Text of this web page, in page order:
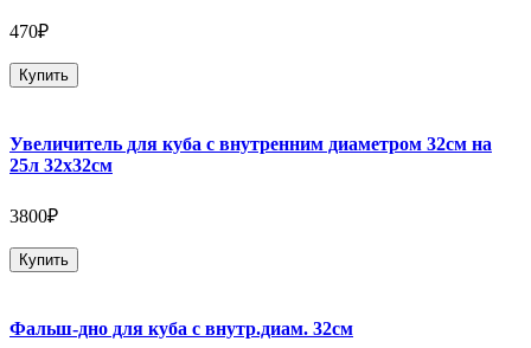
470₽
Купить
Увеличитель для куба с внутренним диаметром 32см на
25л 32х32см
3800₽
Купить
Фальш-дно для куба с внутр.диам. 32см